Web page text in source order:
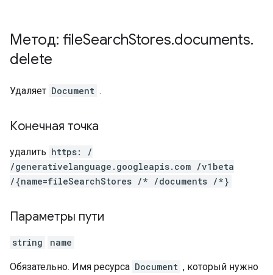
Метод: fileSearchStores.documents.
delete
Удаляет Document .
Конечная точка
удалить https: /
/generativelanguage.googleapis.com /v1beta
/{name=fileSearchStores /* /documents /*}
Параметры пути
string name
Обязательно. Имя ресурса Document , который нужно